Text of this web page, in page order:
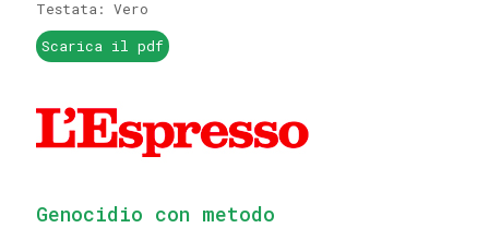
Testata: Vero
Scarica il pdf
Genocidio con metodo